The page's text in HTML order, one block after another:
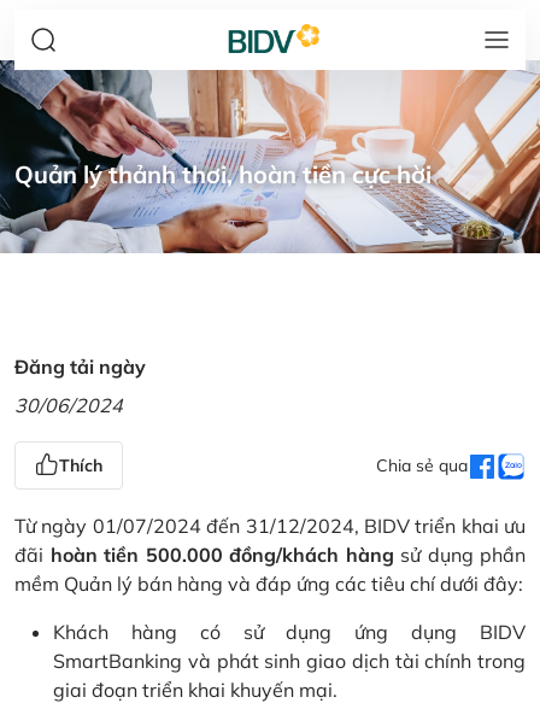
Quản lý thảnh thơi, hoàn tiền cực hời
Đăng tải ngày
30/06/2024
Thích Chia sẻ qua
Từ ngày 01/07/2024 đến 31/12/2024, BIDV triển khai ưu
đãi hoàn tiền 500.000 đồng/khách hàng sử dụng phần
mềm Quản lý bán hàng và đáp ứng các tiêu chí dưới đây:
Khách hàng có sử dụng ứng dụng BIDV
SmartBanking và phát sinh giao dịch tài chính trong
giai đoạn triển khai khuyến mại.